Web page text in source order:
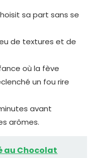
sa part sans se
de textures et de
où la fève
un fou rire
avant
arômes.
au Chocolat